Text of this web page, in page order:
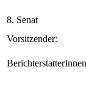
8. Senat
Vorsitzender: